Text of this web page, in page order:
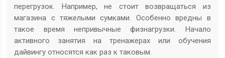
перегрузок. Например, не стоит возвращаться из
магазина с тяжелыми сумками. Особенно вредны в
такое время непривычные физнагрузки. Начало
активного занятия на тренажерах или обучения
дайвингу относятся как раз к таковым.